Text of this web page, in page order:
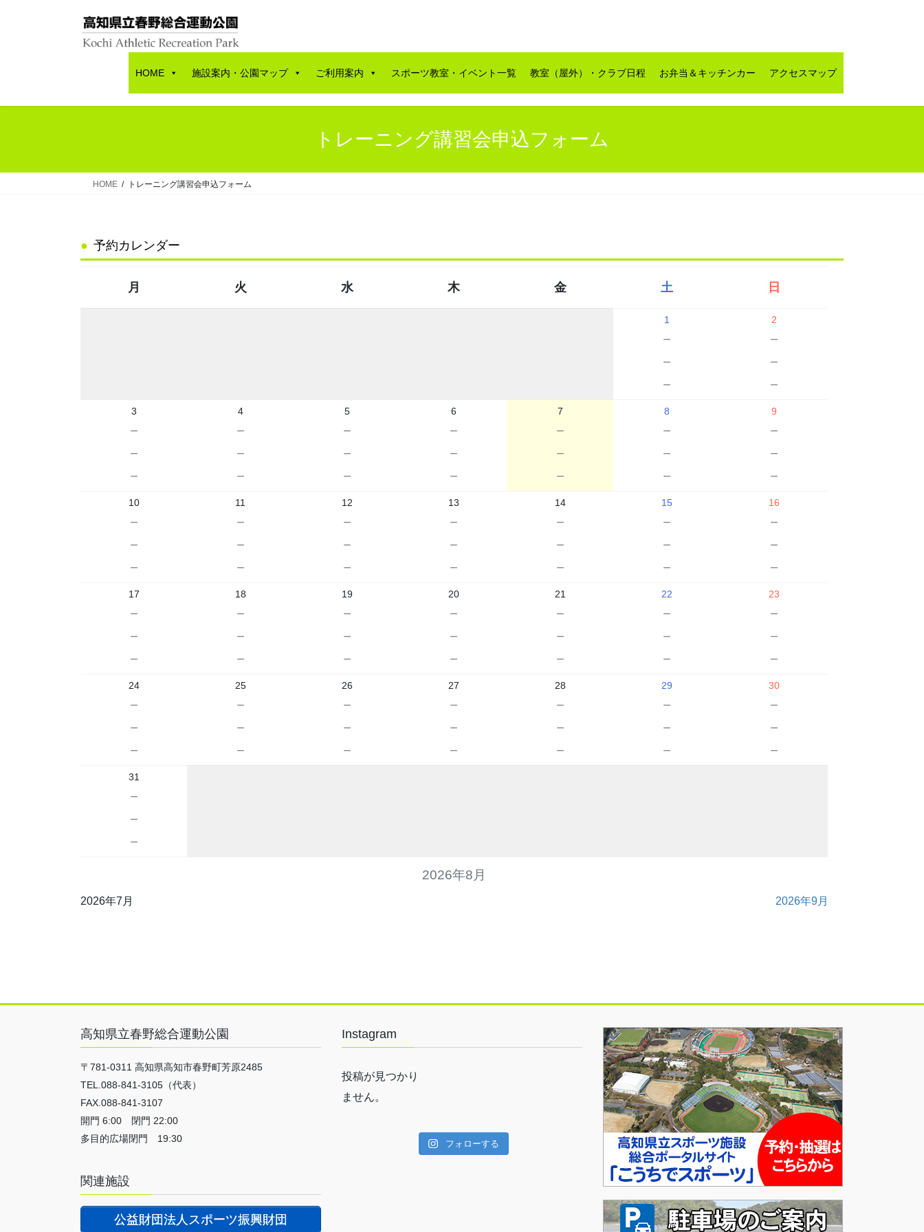
ス
ン
HOME 施設案内・公園マップ ご利用案内 スポーツ教室・イベント一覧 教室（屋外）・クラブ日程 お弁当＆キッチンカー アクセスマップ
トレーニング講習会申込フォーム
HOME トレーニング講習会申込フォーム
予約カレンダー
2026年8月
月 火 水 木 金 土 日
1
－
－
－
2
－
－
－
3
－
－
－
4
－
－
－
5
－
－
－
6
－
－
－
7
－
－
－
8
－
－
－
9
－
－
－
10
－
－
－
11
－
－
－
12
－
－
－
13
－
－
－
14
－
－
－
15
－
－
－
16
－
－
－
17
－
－
－
18
－
－
－
19
－
－
－
20
－
－
－
21
－
－
－
22
－
－
－
23
－
－
－
24
－
－
－
25
－
－
－
26
－
－
－
27
－
－
－
28
－
－
－
29
－
－
－
30
－
－
－
31
－
－
－
2026年7月 2026年9月
高知県立春野総合運動公園
〒781-0311 高知県高知市春野町芳原2485
TEL.088-841-3105（代表）
FAX.088-841-3107
開門 6:00 閉門 22:00
多目的広場閉門 19:30
関連施設
公益財団法人スポーツ振興財団
Instagram
投稿が見つかり
ません。
フォローする